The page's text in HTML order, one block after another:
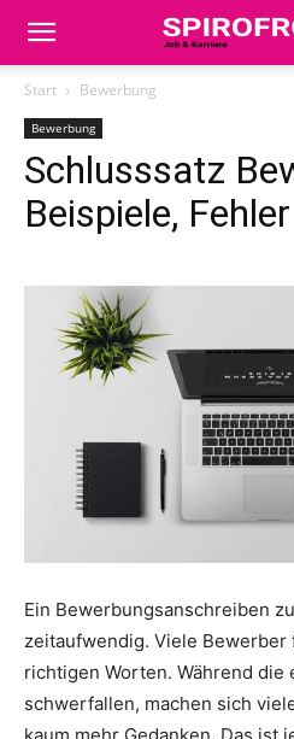
Start Bewerbung
Bewerbung
Schlusssatz
Beispiele,
Ein Bewerbungsanschreiben
zeitaufwendig. Viele Bewerber
richtigen Worten. Während die
schwerfallen, machen sich